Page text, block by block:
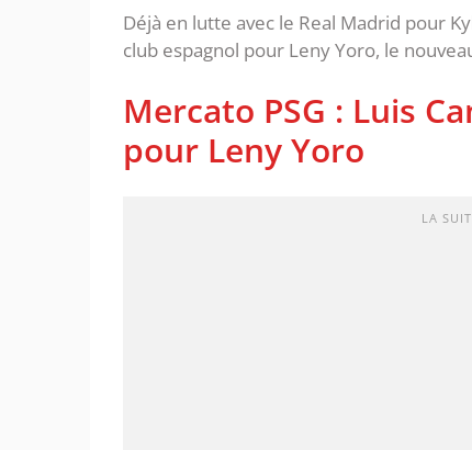
Déjà en lutte avec le Real Madrid pour
club espagnol pour Leny Yoro, le
Mercato PSG : Luis
pour Leny Yoro
LA